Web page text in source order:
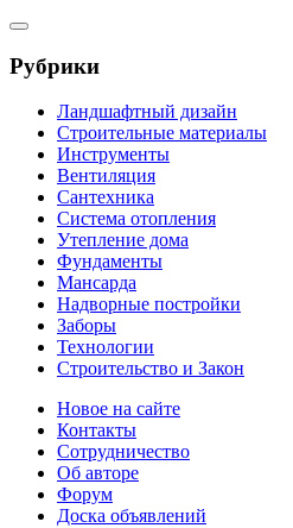
Рубрики
Ландшафтный дизайн
Строительные материалы
Инструменты
Вентиляция
Сантехника
Система отопления
Утепление дома
Фундаменты
Мансарда
Надворные постройки
Заборы
Технологии
Строительство и Закон
Новое на сайте
Контакты
Сотрудничество
Об авторе
Форум
Доска объявлений